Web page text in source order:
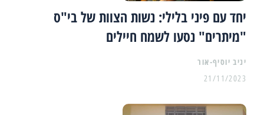
יחד עם פיני בלילי: נשות הצוות של בי"ס
"מיתרים" נסעו לשמח חיילים
יניב יוסיף-אור
21/11/2023